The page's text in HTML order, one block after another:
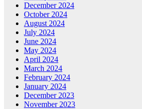
December 2024
October 2024
August 2024
July 2024
June 2024
May 2024
April 2024
March 2024
February 2024
January 2024
December 2023
November 2023